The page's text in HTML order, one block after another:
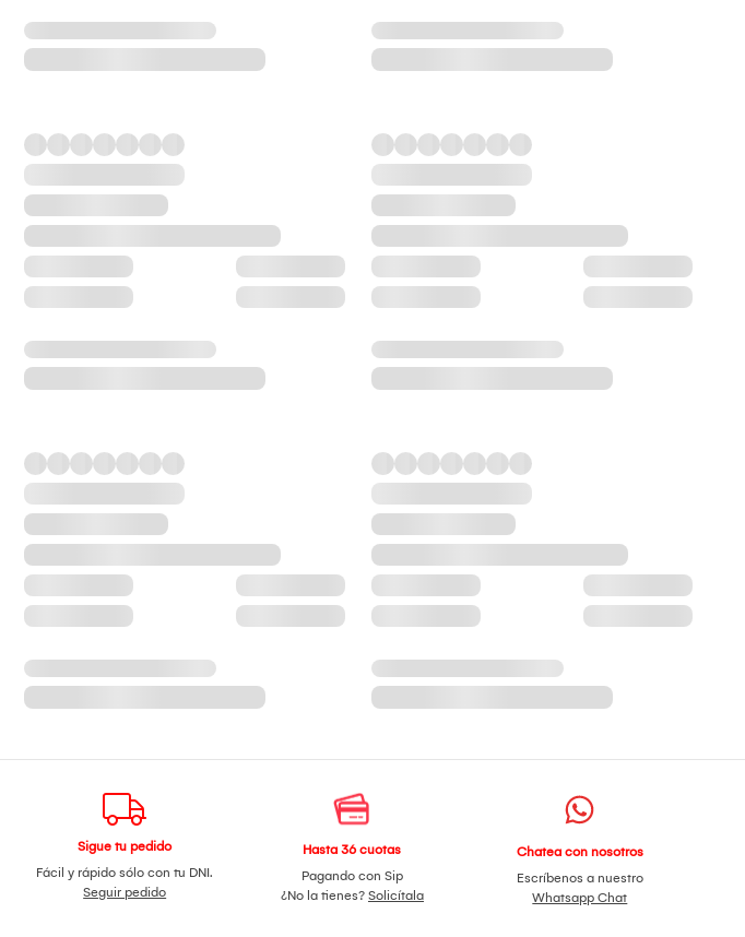
Sigue tu pedido
Fácil y rápido sólo con tu DNI.
Seguir pedido
Hasta 36 cuotas
Pagando con Sip
¿No la tienes? Solicítala
Chatea con nosotros
Escríbenos a nuestro
Whatsapp Chat